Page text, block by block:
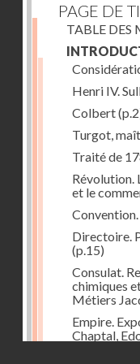
PAGE DE
TABLE DES
Henri IV.
Colbert
Turgot,
Traité de
Révolution.
et le
Directoire.
(p.15)
Consulat.
chimiques
Métiers
Empire.
Chaptal,